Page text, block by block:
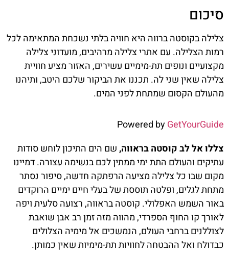
סיכום
צלילה בקוסטה ברווה היא חוויה בלתי נשכחת המתאימה לכל
רמות הצלילה. עם אתרי צלילה מרהיבים, מועדוני צלילה
מקצועיים ונופים תת-מימיים עשירים, האזור מציע חוויית
צלילה שאין שני לה. תכננו את הביקור שלכם היטב, ותיהנו
מהעולם הקסום שמתחת לפני המים.
Powered byGetYourGuide
צללו אל לב קוסטה בראווה,שם הים התיכון לוחש סודות
עתיקים והעולם התת ימי ממתין לכם בנשימה עצורה. דמיינו
מקום שבו כל צלילה מציעה הרפתקה חדשה, סיפור נסתר
מתחת לגלים, ופלטה תוססת של בעלי חיים ימיים הרוקדים
באור השמש האפלולי. קוסטה בראווה, רצועה סלעית ויפה
לאורך קו החוף הספרדי, מהווה מזה זמן רב אבן שואבת
לצוללנים ברחבי העולם, הנמשכים אל מימיה הצלולים
כבדולח ואל ההבטחה לחוויות תת-מימיות שאין כמותן.